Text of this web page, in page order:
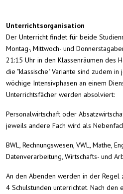
Unterrichtsorganisation
Der Unterricht findet für beide
Montag-, Mittwoch- und
21:15 Uhr in den Klassenräumen des
die "klassische" Variante sind zudem
wöchige Intensivphasen an einem
Unterrichtsfächer werden absolviert:
Personalwirtschaft oder
jeweils andere Fach wird als
BWL, Rechnungswesen, VWL, Mathe,
Datenverarbeitung, Wirtschafts- und
An den Abenden werden in der Regel
4 Schulstunden unterrichtet. Nach